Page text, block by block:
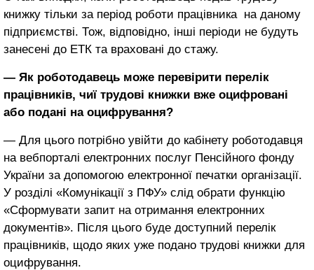
книжку тільки за період роботи працівника на даному
підприємстві. Тож, відповідно, інші періоди не будуть
занесені до ЕТК та враховані до стажу.
— Як роботодавець може перевірити перелік
працівників, чиї трудові книжки вже оцифровані
або подані на оцифрування?
— Для цього потрібно увійти до кабінету роботодавця
на вебпорталі електронних послуг Пенсійного фонду
України за допомогою електронної печатки організації.
У розділі «Комунікації з ПФУ» слід обрати функцію
«Сформувати запит на отримання електронних
документів». Після цього буде доступний перелік
працівників, щодо яких уже подано трудові книжки для
оцифрування.